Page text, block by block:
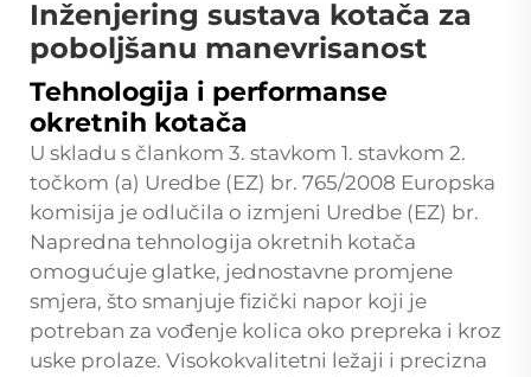
Inženjering sustava kotača za
poboljšanu manevrisanost
Tehnologija i performanse
okretnih kotača
U skladu s člankom 3. stavkom 1. stavkom 2.
točkom (a) Uredbe (EZ) br. 765/2008 Europska
komisija je odlučila o izmjeni Uredbe (EZ) br.
Napredna tehnologija okretnih kotača
omogućuje glatke, jednostavne promjene
smjera, što smanjuje fizički napor koji je
potreban za vođenje kolica oko prepreka i kroz
uske prolaze. Visokokvalitetni ležaji i precizna